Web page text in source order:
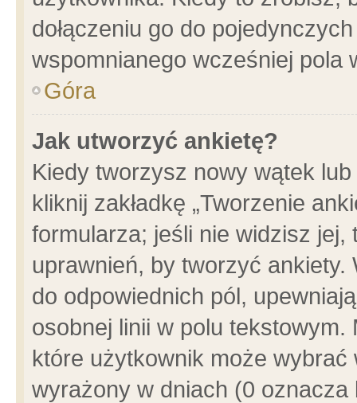
dołączeniu go do
wspomnianego wcześniej pola
Góra
Jak utworzyć ankietę?
Kiedy tworzysz nowy wątek
kliknij zakładkę „Tworzenie
formularza; jeśli nie widzisz
uprawnień, by tworzyć ankiety.
do odpowiednich pól,
osobnej linii w polu
które użytkownik może
wyrażony w dniach (0